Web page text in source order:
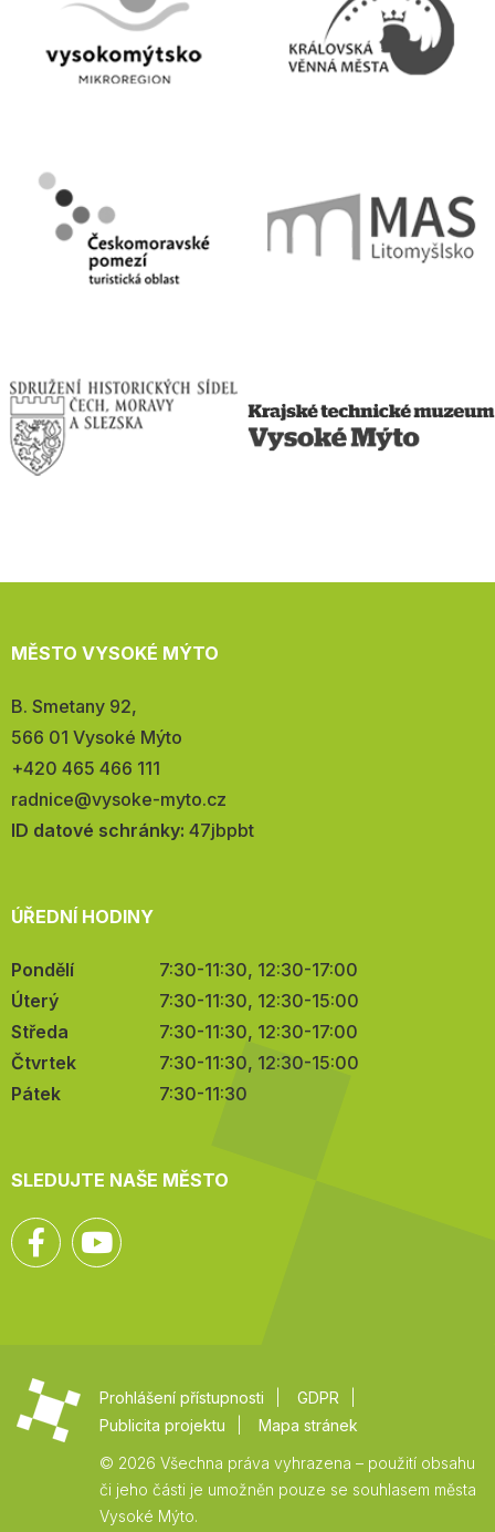
MĚSTO VYSOKÉ MÝTO
Adresa:
B. Smetany 92,
566 01 Vysoké Mýto
Telefon:
+420 465 466 111
E-
mail:
radnice@vysoke-myto.cz
ID datové schránky: 47jbpbt
ÚŘEDNÍ HODINY
Pondělí
7:30-11:30, 12:30-17:00
Úterý
7:30-11:30, 12:30-15:00
Středa
7:30-11:30, 12:30-17:00
Čtvrtek
7:30-11:30, 12:30-15:00
Pátek
7:30-11:30
SLEDUJTE NAŠE MĚSTO
Facebook
Prohlášení přístupnosti
GDPR
Publicita projektu
Mapa stránek
© 2026 Všechna práva vyhrazena – použití obsahu
či jeho části je umožněn pouze se souhlasem města
Vysoké Mýto.